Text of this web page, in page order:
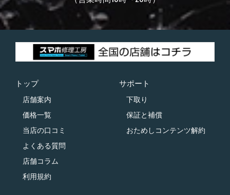
トップ
店舗案内
価格一覧
当店の口コミ
よくある質問
店舗コラム
利用規約
サポート
下取り
保証と補償
おためしコンテンツ解約